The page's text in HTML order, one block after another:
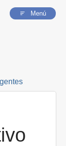
Menú
en las
a un